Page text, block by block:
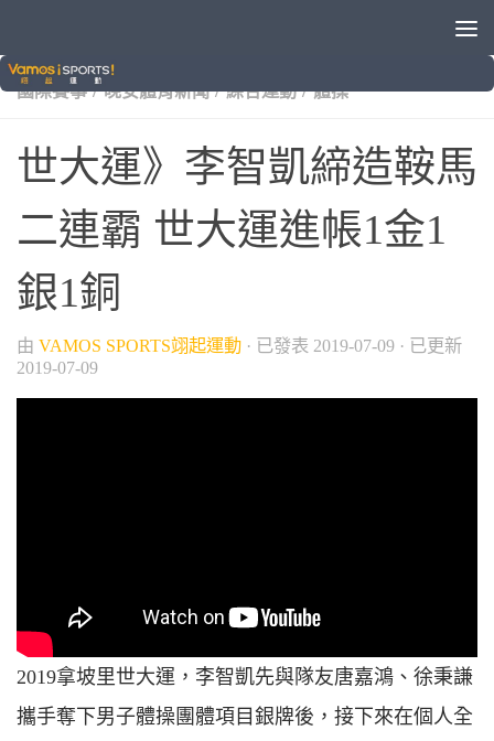
2019拿坡里世大運
國際賽事 / 晚安體育新聞 / 綜合運動 / 體操
世大運》李智凱締造鞍馬
二連霸 世大運進帳1金1
銀1銅
由 VAMOS SPORTS翊起運動 · 已發表 2019-07-09 · 已更新
2019-07-09
2019拿坡里世大運，李智凱先與隊友唐嘉鴻、徐秉謙
攜手奪下男子體操團體項目銀牌後，接下來在個人全